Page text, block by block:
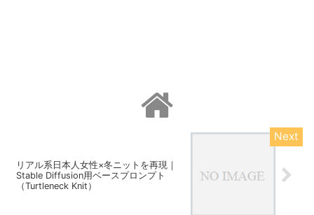
リアル系日本人女性×冬ニットを再現｜
Stable Diffusion用ベースプロンプト
（Turtleneck Knit）